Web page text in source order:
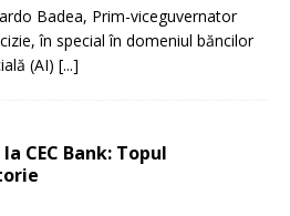
Badea, Prim-viceguvernator
în special în domeniul băncilor
(AI) [...]
CEC Bank: Topul